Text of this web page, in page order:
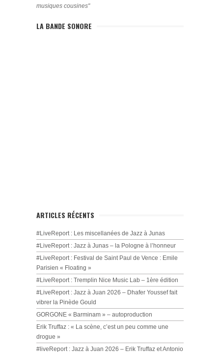
musiques cousines"
LA BANDE SONORE
ARTICLES RÉCENTS
#LiveReport : Les miscellanées de Jazz à Junas
#LiveReport : Jazz à Junas – la Pologne à l’honneur
#LiveReport : Festival de Saint Paul de Vence : Emile
Parisien « Floating »
#LiveReport : Tremplin Nice Music Lab – 1ère édition
#LiveReport : Jazz à Juan 2026 – Dhafer Youssef fait
vibrer la Pinède Gould
GORGONE « Barminam » – autoproduction
Erik Truffaz : « La scène, c’est un peu comme une
drogue »
#liveReport : Jazz à Juan 2026 – Erik Truffaz et Antonio